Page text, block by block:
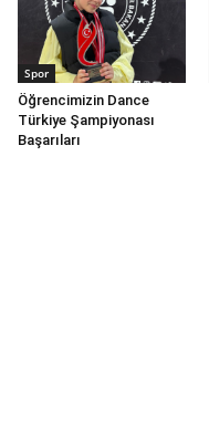
Spor
Öğrencimizin Dance
Türkiye Şampiyonası
Başarıları